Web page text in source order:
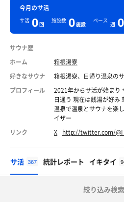
今月のサ活
サ活 0回
施設数 0施設
ペース
週
サウナ歴
ホーム
箱根湯寮
好きなサウナ
箱根湯寮、日帰り温泉の
プロフィール
2021年からサ活が始まり
日通う 現在は銭湯が好み
温泉で温泉とサウナを楽
イザー
リンク
X http://twitter.com/
サ活 367 統計レポート イキタイ
絞り込み検索